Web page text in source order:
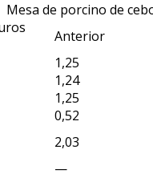
de
Anterior
1,25
1,24
1,25
0,52
2,03
—